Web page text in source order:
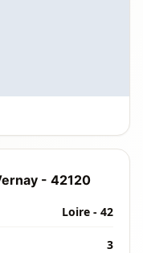
- 42120
Loire - 42
3